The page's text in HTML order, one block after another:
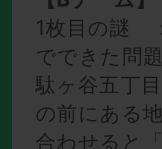
1枚目の謎
でできた問
駄ヶ谷五丁
の前にある
合わせると